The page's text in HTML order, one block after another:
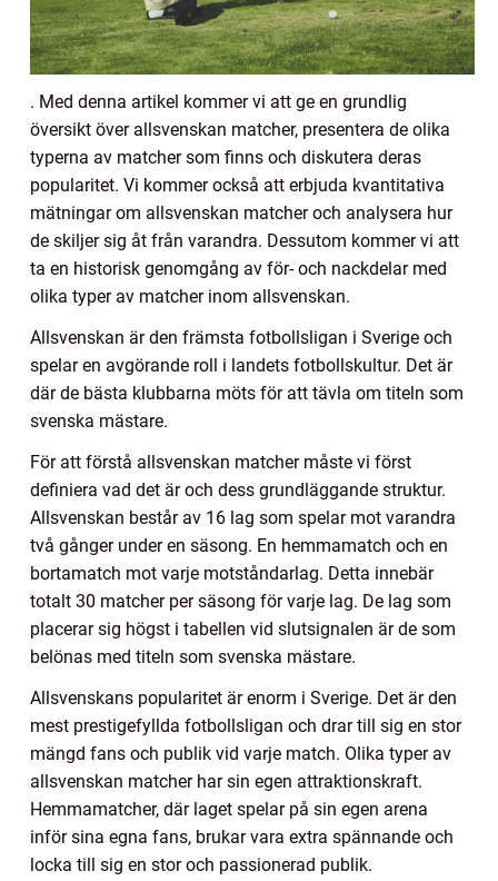
. Med denna artikel kommer vi att ge en grundlig
översikt över allsvenskan matcher, presentera de olika
typerna av matcher som finns och diskutera deras
popularitet. Vi kommer också att erbjuda kvantitativa
mätningar om allsvenskan matcher och analysera hur
de skiljer sig åt från varandra. Dessutom kommer vi att
ta en historisk genomgång av för- och nackdelar med
olika typer av matcher inom allsvenskan.
Allsvenskan är den främsta fotbollsligan i Sverige och
spelar en avgörande roll i landets fotbollskultur. Det är
där de bästa klubbarna möts för att tävla om titeln som
svenska mästare.
För att förstå allsvenskan matcher måste vi först
definiera vad det är och dess grundläggande struktur.
Allsvenskan består av 16 lag som spelar mot varandra
två gånger under en säsong. En hemmamatch och en
bortamatch mot varje motståndarlag. Detta innebär
totalt 30 matcher per säsong för varje lag. De lag som
placerar sig högst i tabellen vid slutsignalen är de som
belönas med titeln som svenska mästare.
Allsvenskans popularitet är enorm i Sverige. Det är den
mest prestigefyllda fotbollsligan och drar till sig en stor
mängd fans och publik vid varje match. Olika typer av
allsvenskan matcher har sin egen attraktionskraft.
Hemmamatcher, där laget spelar på sin egen arena
inför sina egna fans, brukar vara extra spännande och
locka till sig en stor och passionerad publik.